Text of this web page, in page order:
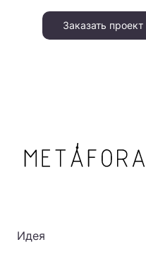
Заказать проект
Идея